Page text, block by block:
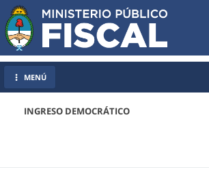
INGRESO DEMOCRÁTICO
MENÚ